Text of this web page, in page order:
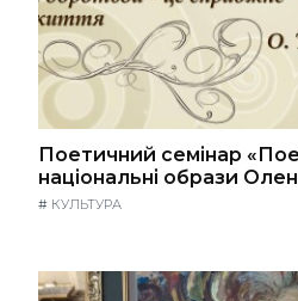
Поетичний семінар
національні образи
# КУЛЬТУРА